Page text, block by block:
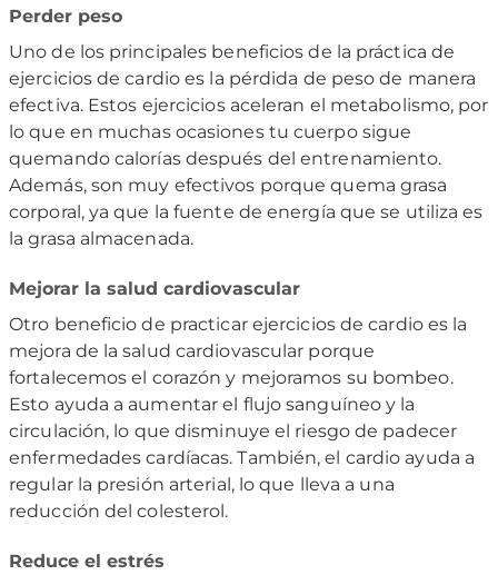
Perder peso
Uno de los principales beneficios de la práctica de
ejercicios de cardio es la pérdida de peso de manera
efectiva. Estos ejercicios aceleran el metabolismo, por
lo que en muchas ocasiones tu cuerpo sigue
quemando calorías después del entrenamiento.
Además, son muy efectivos porque quema grasa
corporal, ya que la fuente de energía que se utiliza es
la grasa almacenada.
Mejorar la salud cardiovascular
Otro beneficio de practicar ejercicios de cardio es la
mejora de la salud cardiovascular porque
fortalecemos el corazón y mejoramos su bombeo.
Esto ayuda a aumentar el flujo sanguíneo y la
circulación, lo que disminuye el riesgo de padecer
enfermedades cardíacas. También, el cardio ayuda a
regular la presión arterial, lo que lleva a una
reducción del colesterol.
Reduce el estrés